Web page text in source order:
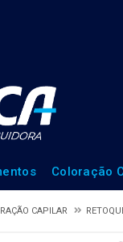
Coloração
CAPILAR